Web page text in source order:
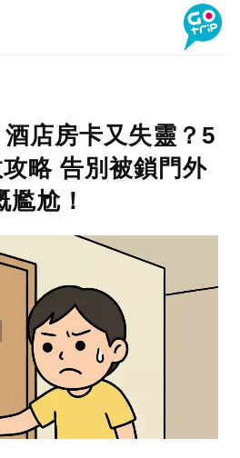
酒店房卡又失靈？5
略 告別被鎖門外
尷尬！